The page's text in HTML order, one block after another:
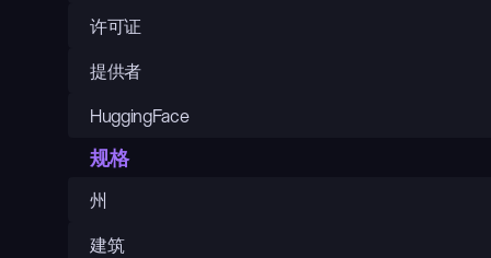
许可证
提供者
HuggingFace
规格
州
建筑